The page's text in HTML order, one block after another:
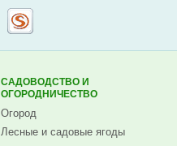
САДОВОДСТВО И
ОГОРОДНИЧЕСТВО
Огород
Лесные и садовые ягоды